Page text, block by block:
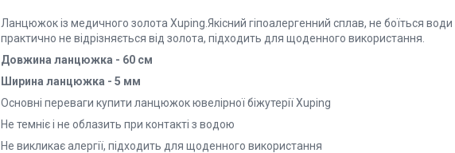
Ланцюжок із медичного золота Xuping.Якісний гіпоалергенний сплав, не боїться води
практично не відрізняється від золота, підходить для щоденного використання.
Довжина ланцюжка - 60 см
Ширина ланцюжка - 5 мм
Основні переваги купити ланцюжок ювелірної біжутерії Xuping
Не темніє і не облазить при контакті з водою
Не викликає алергії, підходить для щоденного використання